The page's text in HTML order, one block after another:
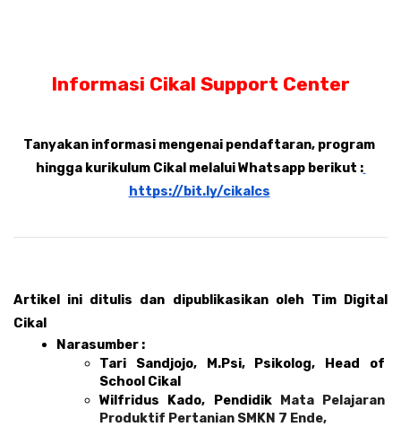
Informasi Cikal Support Center
Tanyakan informasi mengenai pendaftaran, program
hingga kurikulum Cikal melalui Whatsapp berikut :
https://bit.ly/cikalcs
Artikel ini ditulis dan dipublikasikan oleh Tim Digital
Cikal
Narasumber :
Tari Sandjojo, M.Psi, Psikolog, Head of
School Cikal
Wilfridus Kado, Pendidik Mata Pelajaran
Produktif Pertanian SMKN 7 Ende,